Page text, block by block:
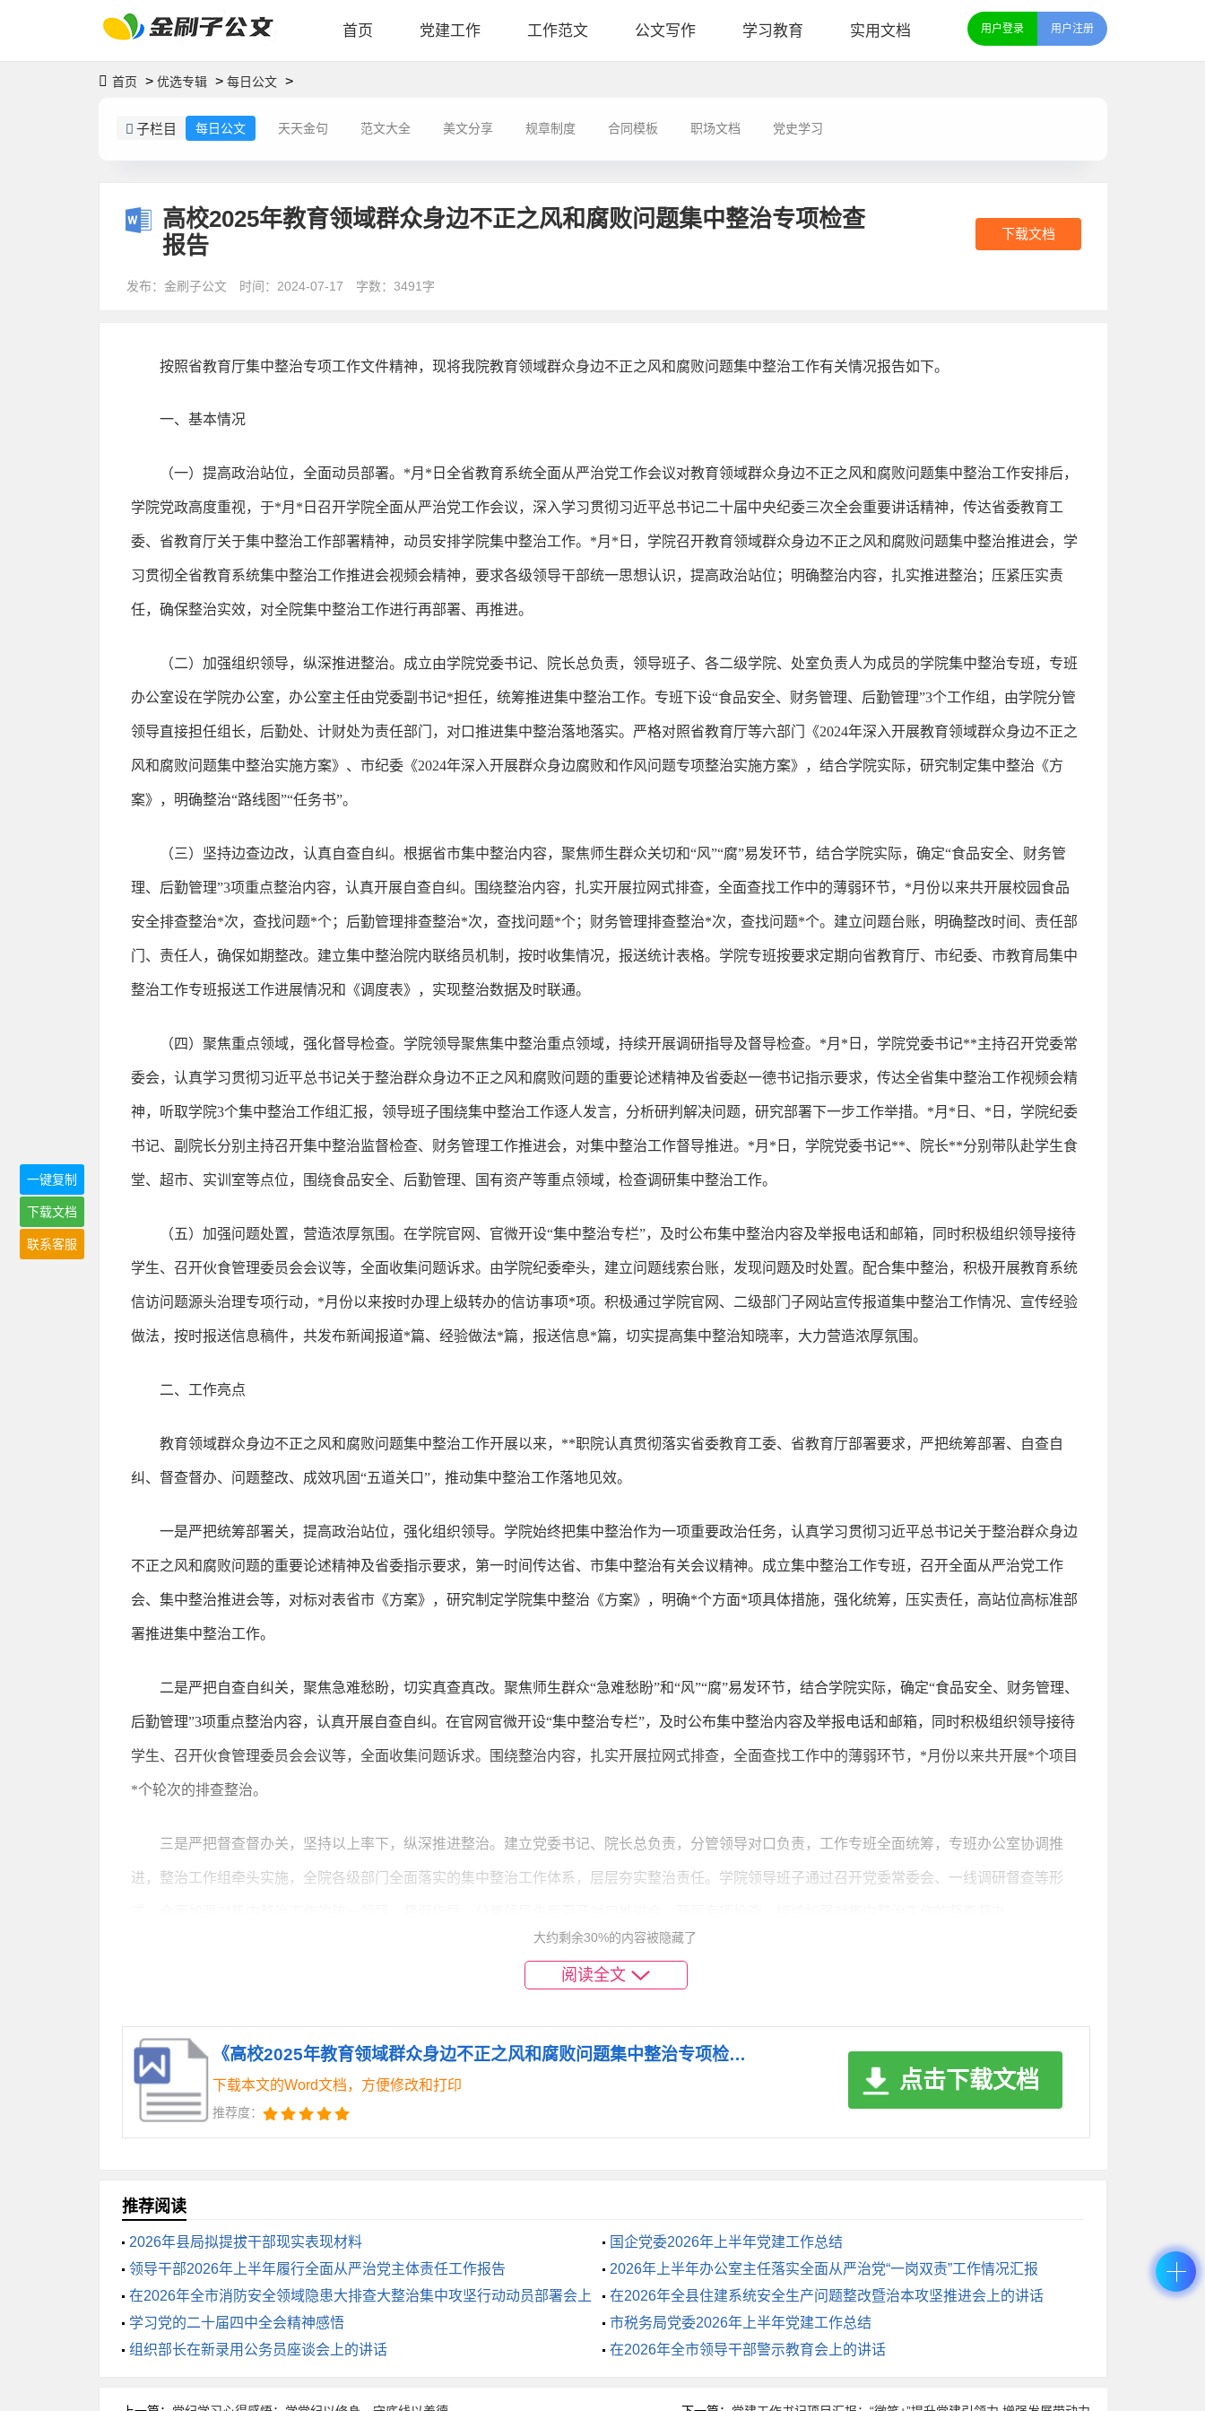
首页 党建工作 工作范文 公文写作 学习教育 实用文档 用户登录 用户注册
首页 > 优选专辑 > 每日公文 >
子栏目 每日公文 天天金句 范文大全 美文分享 规章制度 合同模板 职场文档 党史学习
高校2025年教育领域群众身边不正之风和腐败问题集中整治专项检查
报告
发布：金刷子公文 时间：2024-07-17 字数：3491字
下载文档
按照省教育厅集中整治专项工作文件精神，现将我院教育领域群众身边不正之风和腐败问题集中整治工作有关情况报告如下。
一、基本情况
（一）提高政治站位，全面动员部署。*月*日全省教育系统全面从严治党工作会议对教育领域群众身边不正之风和腐败问题集中整治工作安排后，
学院党政高度重视，于*月*日召开学院全面从严治党工作会议，深入学习贯彻习近平总书记二十届中央纪委三次全会重要讲话精神，传达省委教育工
委、省教育厅关于集中整治工作部署精神，动员安排学院集中整治工作。*月*日，学院召开教育领域群众身边不正之风和腐败问题集中整治推进会，学
习贯彻全省教育系统集中整治工作推进会视频会精神，要求各级领导干部统一思想认识，提高政治站位；明确整治内容，扎实推进整治；压紧压实责
任，确保整治实效，对全院集中整治工作进行再部署、再推进。
（二）加强组织领导，纵深推进整治。成立由学院党委书记、院长总负责，领导班子、各二级学院、处室负责人为成员的学院集中整治专班，专班
办公室设在学院办公室，办公室主任由党委副书记*担任，统筹推进集中整治工作。专班下设“食品安全、财务管理、后勤管理”3个工作组，由学院分管
领导直接担任组长，后勤处、计财处为责任部门，对口推进集中整治落地落实。严格对照省教育厅等六部门《2024年深入开展教育领域群众身边不正之
风和腐败问题集中整治实施方案》、市纪委《2024年深入开展群众身边腐败和作风问题专项整治实施方案》，结合学院实际，研究制定集中整治《方
案》，明确整治“路线图”“任务书”。
（三）坚持边查边改，认真自查自纠。根据省市集中整治内容，聚焦师生群众关切和“风”“腐”易发环节，结合学院实际，确定“食品安全、财务管
理、后勤管理”3项重点整治内容，认真开展自查自纠。围绕整治内容，扎实开展拉网式排查，全面查找工作中的薄弱环节，*月份以来共开展校园食品
安全排查整治*次，查找问题*个；后勤管理排查整治*次，查找问题*个；财务管理排查整治*次，查找问题*个。建立问题台账，明确整改时间、责任部
门、责任人，确保如期整改。建立集中整治院内联络员机制，按时收集情况，报送统计表格。学院专班按要求定期向省教育厅、市纪委、市教育局集中
整治工作专班报送工作进展情况和《调度表》，实现整治数据及时联通。
（四）聚焦重点领域，强化督导检查。学院领导聚焦集中整治重点领域，持续开展调研指导及督导检查。*月*日，学院党委书记**主持召开党委常
委会，认真学习贯彻习近平总书记关于整治群众身边不正之风和腐败问题的重要论述精神及省委赵一德书记指示要求，传达全省集中整治工作视频会精
神，听取学院3个集中整治工作组汇报，领导班子围绕集中整治工作逐人发言，分析研判解决问题，研究部署下一步工作举措。*月*日、*日，学院纪委
书记、副院长分别主持召开集中整治监督检查、财务管理工作推进会，对集中整治工作督导推进。*月*日，学院党委书记**、院长**分别带队赴学生食
堂、超市、实训室等点位，围绕食品安全、后勤管理、国有资产等重点领域，检查调研集中整治工作。
（五）加强问题处置，营造浓厚氛围。在学院官网、官微开设“集中整治专栏”，及时公布集中整治内容及举报电话和邮箱，同时积极组织领导接待
学生、召开伙食管理委员会会议等，全面收集问题诉求。由学院纪委牵头，建立问题线索台账，发现问题及时处置。配合集中整治，积极开展教育系统
信访问题源头治理专项行动，*月份以来按时办理上级转办的信访事项*项。积极通过学院官网、二级部门子网站宣传报道集中整治工作情况、宣传经验
做法，按时报送信息稿件，共发布新闻报道*篇、经验做法*篇，报送信息*篇，切实提高集中整治知晓率，大力营造浓厚氛围。
二、工作亮点
教育领域群众身边不正之风和腐败问题集中整治工作开展以来，**职院认真贯彻落实省委教育工委、省教育厅部署要求，严把统筹部署、自查自
纠、督查督办、问题整改、成效巩固“五道关口”，推动集中整治工作落地见效。
一是严把统筹部署关，提高政治站位，强化组织领导。学院始终把集中整治作为一项重要政治任务，认真学习贯彻习近平总书记关于整治群众身边
不正之风和腐败问题的重要论述精神及省委指示要求，第一时间传达省、市集中整治有关会议精神。成立集中整治工作专班，召开全面从严治党工作
会、集中整治推进会等，对标对表省市《方案》，研究制定学院集中整治《方案》，明确*个方面*项具体措施，强化统筹，压实责任，高站位高标准部
署推进集中整治工作。
二是严把自查自纠关，聚焦急难愁盼，切实真查真改。聚焦师生群众“急难愁盼”和“风”“腐”易发环节，结合学院实际，确定“食品安全、财务管理、
后勤管理”3项重点整治内容，认真开展自查自纠。在官网官微开设“集中整治专栏”，及时公布集中整治内容及举报电话和邮箱，同时积极组织领导接待
学生、召开伙食管理委员会会议等，全面收集问题诉求。围绕整治内容，扎实开展拉网式排查，全面查找工作中的薄弱环节，*月份以来共开展*个项目
*个轮次的排查整治。
三是严把督查督办关，坚持以上率下，纵深推进整治。建立党委书记、院长总负责，分管领导对口负责，工作专班全面统筹，专班办公室协调推
进，整治工作组牵头实施，全院各级部门全面落实的集中整治工作体系，层层夯实整治责任。学院领导班子通过召开党委常委会、一线调研督查等形
四是严把问题整改关，精准靶向治理，确保终端见效。对发现的问题，研究制定整改方案，建立整改台账，挂账督办，销号管理，跟踪问效，做到
规范教学、科研奖励。修订《学生申诉处理办法》《教师申诉办法》《教师职称评审办法》等制度，调整改革部分内设机构，优化机构职能，开展基层
财务人员培训等，不断提升学院治理水平。
监管机制暨现场观摩会、二期部分项目竣工决算审计等工作，学院信访工作在全省教育系统信访工作视频会交流经验，推动集中整治往深处走、往实里
落，不断提升广大师生的幸福感、获得感、安全感。
三、存在问题
大约剩余30%的内容被隐藏了
阅读全文
《高校2025年教育领域群众身边不正之风和腐败问题集中整治专项检查报告.doc》
下载本文的Word文档，方便修改和打印
推荐度：
点击下载文档
推荐阅读
2026年县局拟提拔干部现实表现材料
国企党委2026年上半年党建工作总结
领导干部2026年上半年履行全面从严治党主体责任工作报告
2026年上半年办公室主任落实全面从严治党“一岗双责”工作情况汇报
在2026年全市消防安全领域隐患大排查大整治集中攻坚行动动员部署会上
的讲话
在2026年全县住建系统安全生产问题整改暨治本攻坚推进会上的讲话
学习党的二十届四中全会精神感悟
市税务局党委2026年上半年党建工作总结
组织部长在新录用公务员座谈会上的讲话
在2026年全市领导干部警示教育会上的讲话
一键复制
下载文档
联系客服